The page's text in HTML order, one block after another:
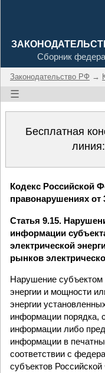
Сборник
Законодательство РФ →
☰
Бесплатная
линия:
Кодекс Российской
правонарушениях от
Статья 9.15.
информации
электрической
рынков
Нарушение субъектом
энергии и мощности
энергии
информации порядка,
информации либо
информации в
соответствии с
субъектов